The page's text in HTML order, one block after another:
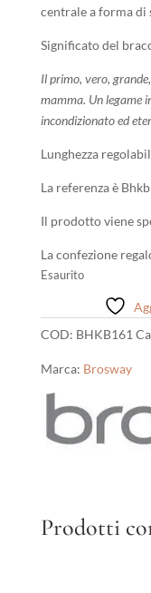
centrale a forma di
Significato del
Il primo, vero,
mamma. Un legame
incondizionato ed
Lunghezza
La referenza è
Il prodotto viene
La confezione
Esaurito
COD: BHKB161
Marca: Brosway
Prodotti